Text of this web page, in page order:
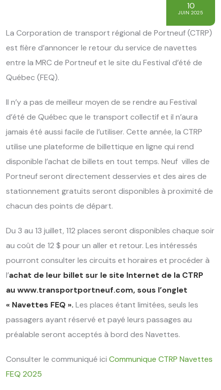
10
JUIN 2025
La Corporation de transport régional de Portneuf (CTRP)
est fière d’annoncer le retour du service de navettes
entre la MRC de Portneuf et le site du Festival d’été de
Québec (FEQ).
Il n’y a pas de meilleur moyen de se rendre au Festival
d’été de Québec que le transport collectif et il n’aura
jamais été aussi facile de l’utiliser. Cette année, la CTRP
utilise une plateforme de billettique en ligne qui rend
disponible l’achat de billets en tout temps. Neuf villes de
Portneuf seront directement desservies et des aires de
stationnement gratuits seront disponibles à proximité de
chacun des points de départ.
Du 3 au 13 juillet, 112 places seront disponibles chaque soir
au coût de 12 $ pour un aller et retour. Les intéressés
pourront consulter les circuits et horaires et procéder à
l’achat de leur billet sur le site Internet de la CTRP
au www.transportportneuf.com, sous l’onglet
« Navettes FEQ ». Les places étant limitées, seuls les
passagers ayant réservé et payé leurs passages au
préalable seront acceptés à bord des Navettes.
Consulter le communiqué ici Communique CTRP Navettes
FEQ 2025